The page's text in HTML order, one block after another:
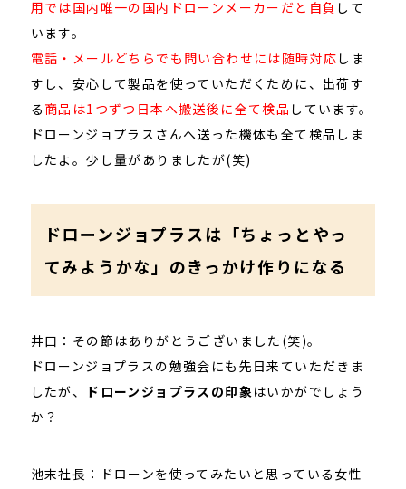
用では国内唯一の国内ドローンメーカーだと自負 して
います。
電話・メールどちらでも問い合わせには随時対応 しま
すし、安心して製品を使っていただくために、出荷す
る 商品は1つずつ日本へ搬送後に全て検品 しています。
ドローンジョプラスさんへ送った機体も全て検品しま
したよ。少し量がありましたが(笑)
ドローンジョプラスは「ちょっとやっ
てみようかな」のきっかけ作りになる
井口：その節はありがとうございました(笑)。
ドローンジョプラスの勉強会にも先日来ていただきま
したが、
ドローンジョプラスの印象はいかがでしょう
か？
池末社長：ドローンを使ってみたいと思っている女性